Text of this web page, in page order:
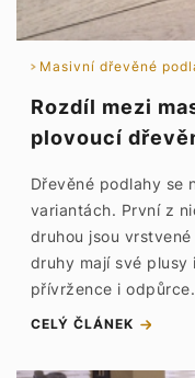
Masivní dřevěné
Rozdíl mezi
plovoucí
Dřevěné podlahy se
variantách. První z
druhou jsou
druhy mají své plusy
přívržence i
CELÝ ČLÁNEK